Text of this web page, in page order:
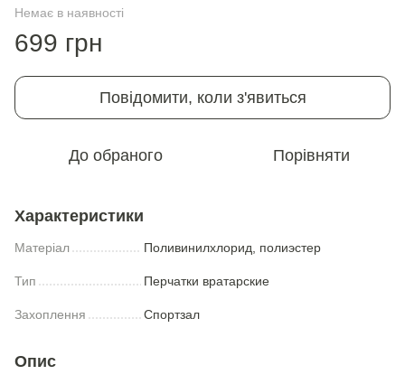
Немає в наявності
699 грн
Повідомити, коли з'явиться
До обраного Порівняти
Характеристики
Матеріал Поливинилхлорид, полиэстер
Тип Перчатки вратарские
Захоплення Спортзал
Опис